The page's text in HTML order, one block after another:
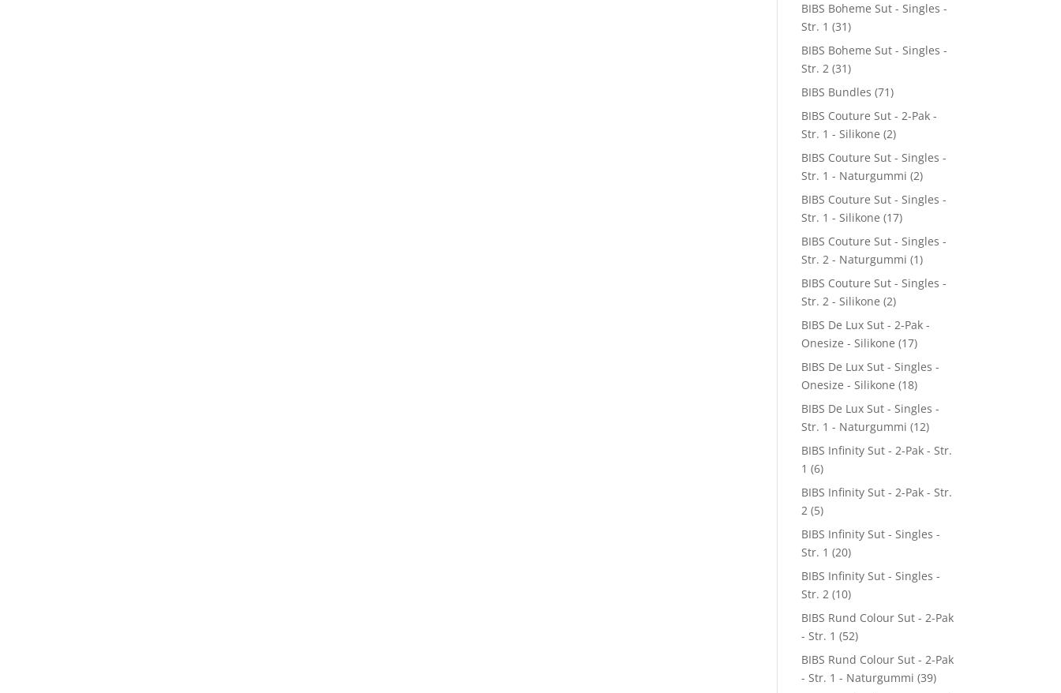
BIBS Boheme Sut - Singles -
Str. 1 (31)
BIBS Boheme Sut - Singles -
Str. 2 (31)
BIBS Bundles (71)
BIBS Couture Sut - 2-Pak -
Str. 1 - Silikone (2)
BIBS Couture Sut - Singles -
Str. 1 - Naturgummi (2)
BIBS Couture Sut - Singles -
Str. 1 - Silikone (17)
BIBS Couture Sut - Singles -
Str. 2 - Naturgummi (1)
BIBS Couture Sut - Singles -
Str. 2 - Silikone (2)
BIBS De Lux Sut - 2-Pak -
Onesize - Silikone (17)
BIBS De Lux Sut - Singles -
Onesize - Silikone (18)
BIBS De Lux Sut - Singles -
Str. 1 - Naturgummi (12)
BIBS Infinity Sut - 2-Pak - Str.
1 (6)
BIBS Infinity Sut - 2-Pak - Str.
2 (5)
BIBS Infinity Sut - Singles -
Str. 1 (20)
BIBS Infinity Sut - Singles -
Str. 2 (10)
BIBS Rund Colour Sut - 2-Pak
- Str. 1 (52)
BIBS Rund Colour Sut - 2-Pak
- Str. 1 - Naturgummi (39)